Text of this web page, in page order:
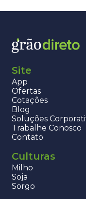
Site
App
Ofertas
Cotações
Blog
Soluções
Trabalhe Conosco
Contato
Culturas
Milho
Soja
Sorgo